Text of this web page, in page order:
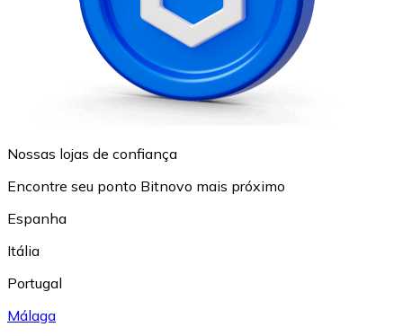
Nossas lojas de confiança
Encontre seu ponto Bitnovo mais próximo
Espanha
Itália
Portugal
Málaga